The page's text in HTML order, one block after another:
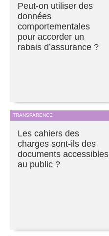
Peut-on utiliser des
données
comportementales
pour accorder un
rabais d’assurance ?
TRANSPARENCE
Les cahiers des
charges sont-ils des
documents accessibles
au public ?